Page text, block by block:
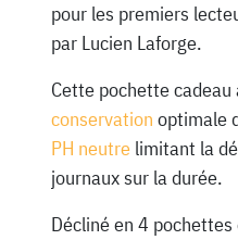
pour les premiers
par Lucien Laforge.
Cette pochette cadeau
conservation optimale
PH neutrelimitant la
journaux sur la durée.
Décliné en 4